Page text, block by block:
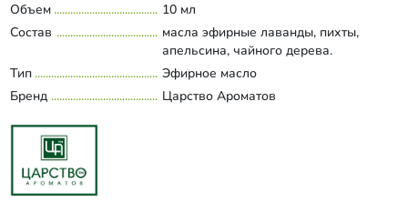
Объем
10 мл
Состав
масла эфирные лаванды, пихты,
апельсина, чайного дерева.
Тип
Эфирное масло
Бренд
Царство Ароматов